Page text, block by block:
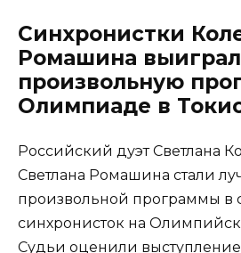
Синхронистки
Ромашина
произвольную
Олимпиаде в
Российский дуэт Светлана
Светлана Ромашина стали
произвольной программы в
синхронисток на
Судьи оценили